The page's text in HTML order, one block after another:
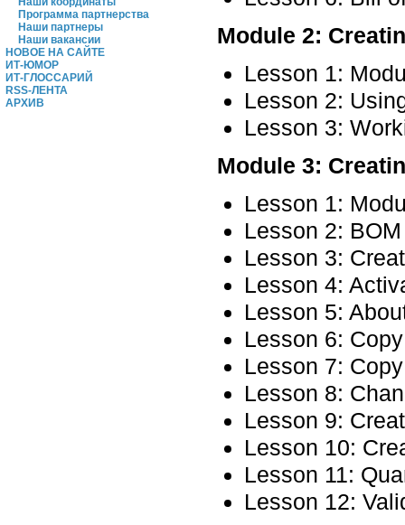
Программа партнерства
Наши партнеры
Наши вакансии
НОВОЕ НА САЙТЕ
ИТ-ЮМОР
ИТ-ГЛОССАРИЙ
RSS-ЛЕНТА
АРХИВ
Module 2:
Lesson 1:
Lesson 2:
Lesson 3:
Module 3:
Lesson 1:
Lesson 2:
Lesson 3:
Lesson 4:
Lesson 5:
Lesson 6:
Lesson 7:
Lesson 8:
Lesson 9:
Lesson 10:
Lesson 11:
Lesson 12: